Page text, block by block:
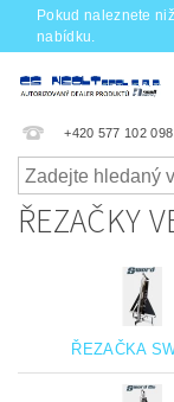
Pokud naleznete
nabídku.
+420 577 102 098
ŘEZAČKY
ŘEZAČKA